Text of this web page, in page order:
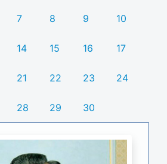
7 8 9 10
14 15 16 17
21 22 23 24
28 29 30